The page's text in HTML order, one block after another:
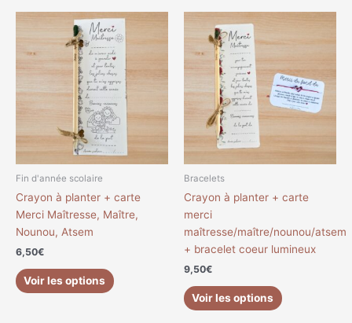
Fin d'année scolaire
Crayon à planter + carte
Merci Maîtresse, Maître,
Nounou, Atsem
6,50€
Voir les options
Bracelets
Crayon à planter + carte
merci
maîtresse/maître/nounou/atsem
+ bracelet coeur lumineux
9,50€
Voir les options